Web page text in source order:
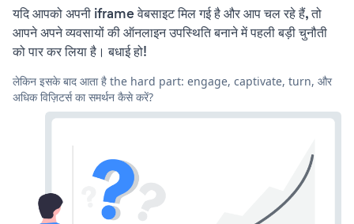
यदि आपको अपनी iframe वेबसाइट मिल गई है और आप चल रहे हैं, तो
आपने अपने व्यवसायों की ऑनलाइन उपस्थिति बनाने में पहली बड़ी चुनौती
को पार कर लिया है। बधाई हो!
लेकिन इसके बाद आता है the hard part: engage, captivate, turn, और
अधिक विज़िटर्स का समर्थन कैसे करें?